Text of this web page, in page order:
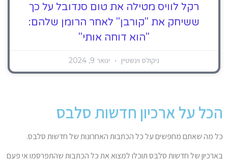
רקל לוויס מטילה את טום סנדובל על כך
ששיחק את "קורבן" לאחר הרומן שלהם:
"הוא דוחה אותי"
ניקולס וינשטיין ינואר 9, 2024
הכל על ארכיון חדשות סלבס
כל מה שאתם מחפשים על כל הכתבות האחרונות של חדשות סלבס.
בארכיון של חדשות סלבס תוכלו למצוא את כל הכתבות שהתפרסמו אי פעם